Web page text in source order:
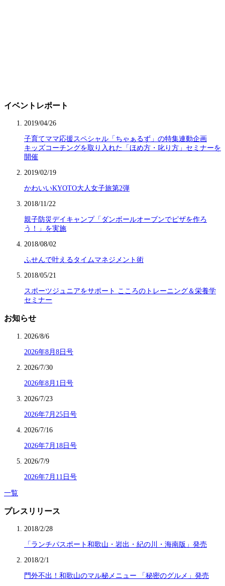
イベントレポート
2019/04/26
子育てママ応援スペシャル「ちゃぁるず」の特集連動企画
キッズコーチングを取り入れた「ほめ方・叱り方」セミナーを
開催
2019/02/19
かわいいKYOTO大人女子旅第2弾
2018/11/22
親子防災デイキャンプ「ダンボールオーブンでピザを作ろ
う！」を実施
2018/08/02
ふせんで叶えるタイムマネジメント術
2018/05/21
スポーツジュニアをサポート こころのトレーニング＆栄養学
セミナー
お知らせ
2026/8/6
2026年8月8日号
2026/7/30
2026年8月1日号
2026/7/23
2026年7月25日号
2026/7/16
2026年7月18日号
2026/7/9
2026年7月11日号
一覧
プレスリリース
2018/2/28
「ランチパスポート和歌山・岩出・紀の川・海南版」発売
2018/2/1
門外不出！和歌山のマル秘メニュー 「秘密のグルメ」発売